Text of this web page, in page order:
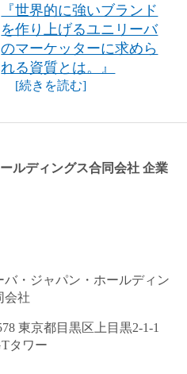
『世界的に強いブランド
を作り上げるユニリーバ
のマーケッターに求めら
れる資質とは。』
[続きを読む]
ルディングス合同会社 企業
バ・ジャパン・ホールディン
会社
東京都目黒区上目黒2-1-1
タワー